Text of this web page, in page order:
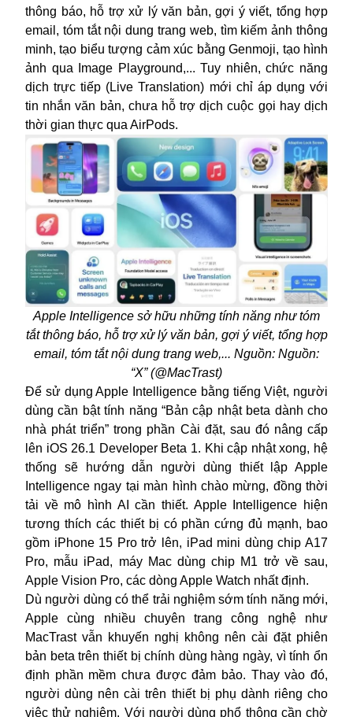
thông báo, hỗ trợ xử lý văn bản, gợi ý viết, tổng hợp
email, tóm tắt nội dung trang web, tìm kiếm ảnh thông
minh, tạo biểu tượng cảm xúc bằng Genmoji, tạo hình
ảnh qua Image Playground,... Tuy nhiên, chức năng
dịch trực tiếp (Live Translation) mới chỉ áp dụng với
tin nhắn văn bản, chưa hỗ trợ dịch cuộc gọi hay dịch
thời gian thực qua AirPods.
Apple Intelligence sở hữu những tính năng như tóm
tắt thông báo, hỗ trợ xử lý văn bản, gợi ý viết, tổng hợp
email, tóm tắt nội dung trang web,... Nguồn: Nguồn:
“X” (@MacTrast)
Để sử dụng Apple Intelligence bằng tiếng Việt, người
dùng cần bật tính năng “Bản cập nhật beta dành cho
nhà phát triển” trong phần Cài đặt, sau đó nâng cấp
lên iOS 26.1 Developer Beta 1. Khi cập nhật xong, hệ
thống sẽ hướng dẫn người dùng thiết lập Apple
Intelligence ngay tại màn hình chào mừng, đồng thời
tải về mô hình AI cần thiết. Apple Intelligence hiện
tương thích các thiết bị có phần cứng đủ mạnh, bao
gồm iPhone 15 Pro trở lên, iPad mini dùng chip A17
Pro, mẫu iPad, máy Mac dùng chip M1 trở về sau,
Apple Vision Pro, các dòng Apple Watch nhất định.
Dù người dùng có thể trải nghiệm sớm tính năng mới,
Apple cùng nhiều chuyên trang công nghệ như
MacTrast vẫn khuyến nghị không nên cài đặt phiên
bản beta trên thiết bị chính dùng hàng ngày, vì tính ổn
định phần mềm chưa được đảm bảo. Thay vào đó,
người dùng nên cài trên thiết bị phụ dành riêng cho
việc thử nghiệm. Với người dùng phổ thông cần chờ